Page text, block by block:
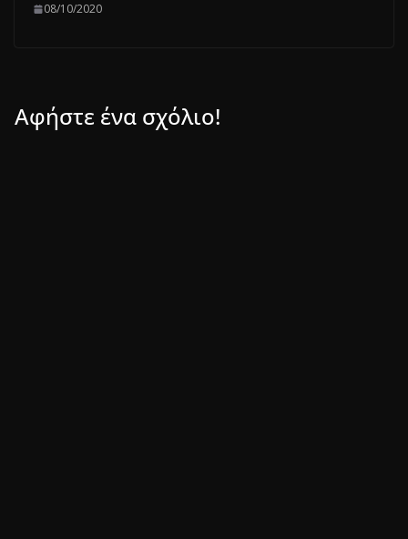
08/10/2020
Αφήστε ένα σχόλιο!